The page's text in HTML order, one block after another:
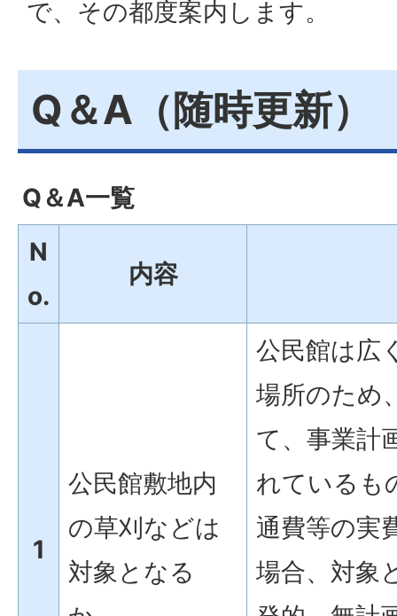
で、その都度案内します。
Q＆A（随時更新）
Q＆A一覧
N
o.
内容
1
公民館敷地内
の草刈などは
対象となる
公民館は広
場所のため
て、事業計
れているも
通費等の実
場合、対象